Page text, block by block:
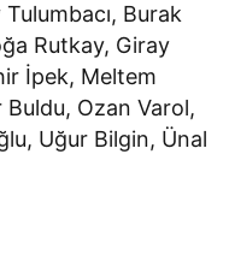
Burak
Rutkay, Giray
İpek, Meltem
Buldu, Ozan Varol,
Uğur Bilgin, Ünal